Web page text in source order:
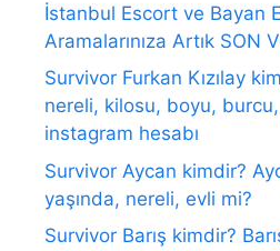
İstanbul Escort ve Bayan
Aramalarınıza Artık SON
Survivor Furkan Kızılay
nereli, kilosu, boyu,
instagram hesabı
Survivor Aycan kimdir?
yaşında, nereli, evli mi?
Survivor Barış kimdir?